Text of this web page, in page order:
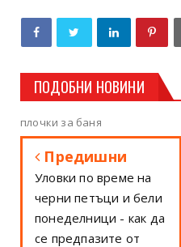
ПОДОБНИ НОВИНИ
плочки за баня
Предишни
Уловки по време на
черни петъци и бели
понеделници - как да
се предпазите от